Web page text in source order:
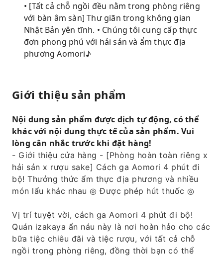
• [Tất cả chỗ ngồi đều nằm trong phòng riêng
với bàn âm sàn] Thư giãn trong không gian
Nhật Bản yên tĩnh. • Chúng tôi cung cấp thực
đơn phong phú với hải sản và ẩm thực địa
phương Aomori♪
Giới thiệu sản phẩm
Nội dung sản phẩm được dịch tự động, có thể
khác với nội dung thực tế của sản phẩm. Vui
lòng cân nhắc trước khi đặt hàng!
- Giới thiệu cửa hàng - [Phòng hoàn toàn riêng x
hải sản x rượu sake] Cách ga Aomori 4 phút đi
bộ! Thưởng thức ẩm thực địa phương và nhiều
món lẩu khác nhau ◎ Được phép hút thuốc ◎
Vị trí tuyệt vời, cách ga Aomori 4 phút đi bộ!
Quán izakaya ẩn náu này là nơi hoàn hảo cho các
bữa tiệc chiêu đãi và tiệc rượu, với tất cả chỗ
ngồi trong phòng riêng, đồng thời bạn có thể